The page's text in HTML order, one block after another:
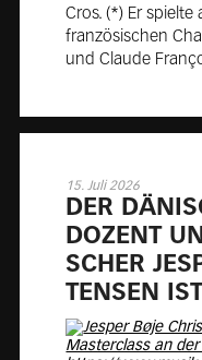
Cros. (*) Er
französischen
und Claude
15. Juli 2026
DER
DO­ZENT
SCHER
TEN­SEN